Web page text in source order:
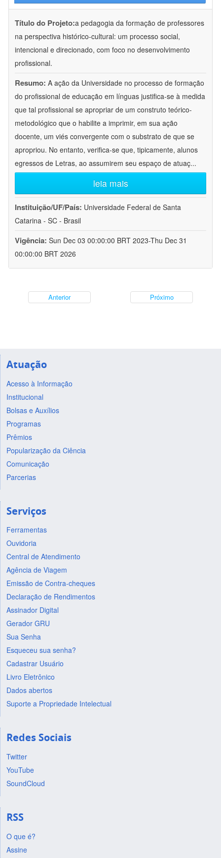
Título do Projeto:a pedagogia da formação de professores
na perspectiva histórico-cultural: um processo social,
intencional e direcionado, com foco no desenvolvimento
profissional.
Resumo: A ação da Universidade no processo de formação
do profissional de educação em línguas justifica-se à medida
que tal profissional se apropriar de um construto teórico-
metodológico que o habilite a imprimir, em sua ação
docente, um viés convergente com o substrato de que se
apropriou. No entanto, verifica-se que, tipicamente, alunos
egressos de Letras, ao assumirem seu espaço de atuaç...
leia mais
Instituição/UF/País: Universidade Federal de Santa
Catarina - SC - Brasil
Vigência: Sun Dec 03 00:00:00 BRT 2023-Thu Dec 31
00:00:00 BRT 2026
Anterior Próximo
Atuação
Acesso à Informação
Institucional
Bolsas e Auxílios
Programas
Prêmios
Popularização da Ciência
Comunicação
Parcerias
Serviços
Ferramentas
Ouvidoria
Central de Atendimento
Agência de Viagem
Emissão de Contra-cheques
Declaração de Rendimentos
Assinador Digital
Gerador GRU
Sua Senha
Esqueceu sua senha?
Cadastrar Usuário
Livro Eletrônico
Dados abertos
Suporte a Propriedade Intelectual
Redes Sociais
Twitter
YouTube
SoundCloud
RSS
O que é?
Assine